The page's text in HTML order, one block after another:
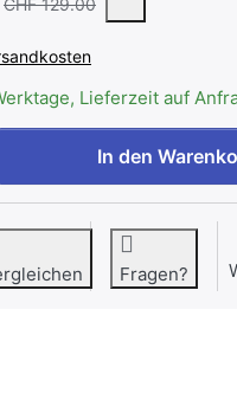
CHF 129.00
Lieferzeit auf
ZUG Dekorfront Nero,
In den
Fragen?